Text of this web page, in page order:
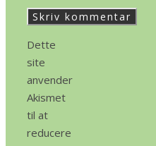
Dette
site
anvender
Akismet
til at
reducere